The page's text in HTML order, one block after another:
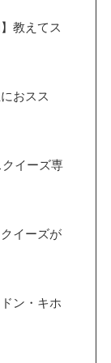
教えてス
おスス
クイーズ専
イーズが
ン・キホ